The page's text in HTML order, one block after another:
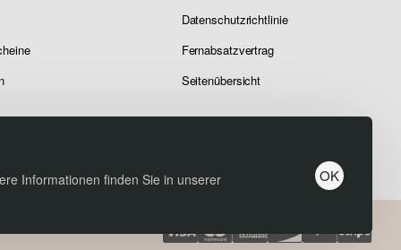
Informationen finden Sie in unserer
OK
Datenschutzrichtlinie
Fernabsatzvertrag
Seitenübersicht